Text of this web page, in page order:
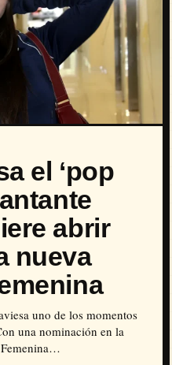
el ‘pop
abrir
nueva
uno de los momentos
una nominación en la